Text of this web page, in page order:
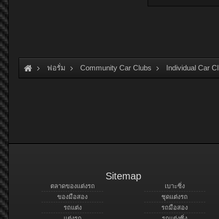
ฟอรั่ม Community Car Clubs Individual Car
Sitemap
ตลาดของแต่งรถ
ของมือสอง
รถแต่ง
เบาะซิ่ง
ชุดแต่งรถ
รถมือสอง